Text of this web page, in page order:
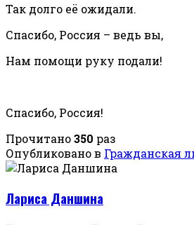
Так долго её ожидали.
Спасибо, Россия – ведь вы,
Нам помощи руку подали!
Спасибо, Россия!
Прочитано350 раз
Опубликовано в Гражданская
Лариса Даншина